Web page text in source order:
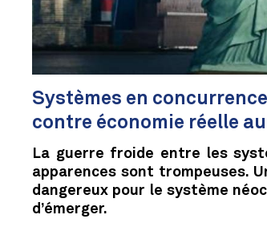
Systèmes en
contre économie réelle
La guerre froide entre les
apparences sont trompeuses.
dangereux pour le système
d’émerger.